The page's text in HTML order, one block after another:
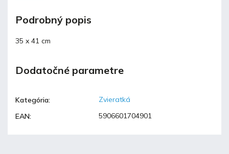
Podrobný popis
35 x 41 cm
Dodatočné parametre
Kategória:
Zvieratká
EAN: 5906601704901